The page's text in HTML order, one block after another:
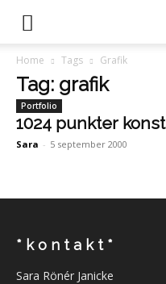
Home Tags Grafik
Tag: grafik
Portfolio
1024 punkter konst
Sara - 5 september 2000
* k o n t a k t *
Sara Rönér Janicke